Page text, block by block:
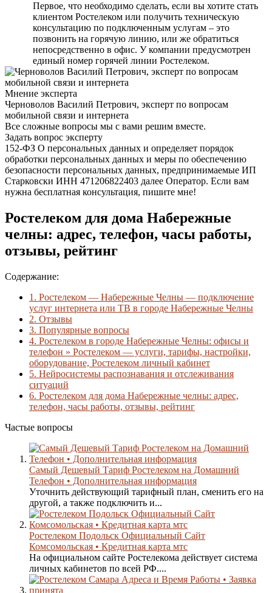
Первое, что необходимо сделать, если вы хотите стать
клиентом Ростелеком или получить техническую
консультацию по подключенным услугам – это
позвонить на горячую линию, или же обратиться
непосредственно в офис. У компании предусмотрен
единый номер горячей линии Ростелеком.
Мнение эксперта
Черноволов Василий Петрович, эксперт по вопросам
мобильной связи и интернета
Все сложные вопросы мы с вами решим вместе.
Задать вопрос эксперту
152-ФЗ О персональных данных и определяет порядок
обработки персональных данных и меры по обеспечению
безопасности персональных данных, предпринимаемые ИП
Старковски ИНН 471206822403 далее Оператор. Если вам
нужна бесплатная консультация, пишите мне!
Ростелеком для дома Набережные
челны: адрес, телефон, часы работы,
отзывы, рейтинг
Содержание:
1. Ростелеком — Набережные Челны — подключение
услуг интернета или ТВ в городе Набережные Челны
2. Отзывы
3. Популярные вопросы
4. Ростелеком в городе Набережные Челны: офисы и
телефон » Ростелеком — услуги, тарифы, настройки,
оборудование, Ростелеком личный кабинет
5. Нейросистемы распознавания и отслеживания
ситуаций
6. Ростелеком для дома Набережные челны: адрес,
телефон, часы работы, отзывы, рейтинг
Частые вопросы
Самый Дешевый Тариф Ростелеком на Домашний
Телефон • Дополнительная информация
Уточнить действующий тарифный план, сменить его на
другой, а также подключить и...
Ростелеком Подольск Официальный Сайт
Комсомольская • Кредитная карта мтс
На официальном сайте Ростелекома действует система
личных кабинетов по всей РФ....